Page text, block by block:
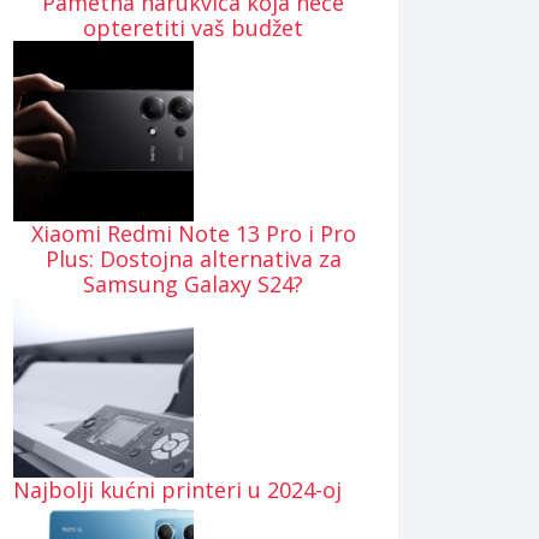
opteretiti vaš budžet
Xiaomi Redmi Note 13 Pro i Pro
Plus: Dostojna alternativa za
Samsung Galaxy S24?
Najbolji kućni printeri u 2024-oj